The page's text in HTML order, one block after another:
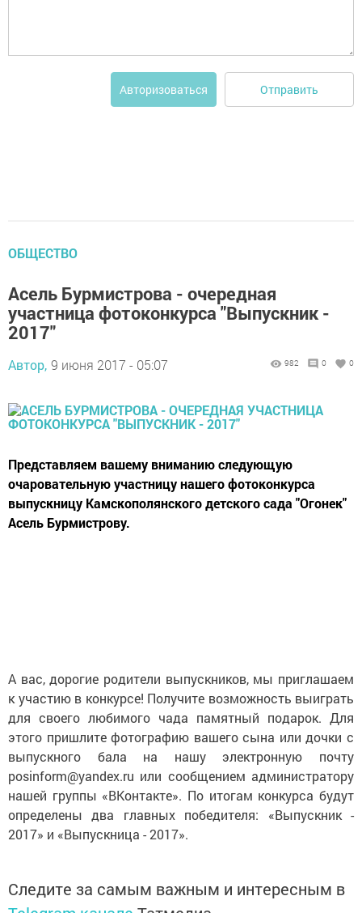
Авторизоваться Отправить
ОБЩЕСТВО
Асель Бурмистрова - очередная
участница фотоконкурса "Выпускник -
2017"
Автор, 9 июня 2017 - 05:07 982 0 0
Представляем вашему вниманию следующую
очаровательную участницу нашего фотоконкурса
выпускницу Камскополянского детского сада "Огонек"
Асель Бурмистрову.
А вас, дорогие родители выпускников, мы приглашаем
к участию в конкурсе! Получите возможность выиграть
для своего любимого чада памятный подарок. Для
этого пришлите фотографию вашего сына или дочки с
выпускного бала на нашу электронную почту
posinform@yandex.ru или сообщением администратору
нашей группы «ВКонтакте». По итогам конкурса будут
определены два главных победителя: «Выпускник -
2017» и «Выпускница - 2017».
Следите за самым важным и интересным в